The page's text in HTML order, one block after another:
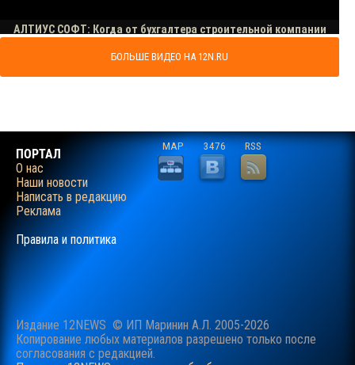
БОЛЬШЕ ВИДЕО НА 12N.RU
ПОРТАЛ
О нас
Наши новости
Написать в редакцию
Реклама
Правила и политика
MAP 3476 RSS
Издание 12NEWS © ИП Маринин А.Л. 2005-2026
Копирование любых материалов разрешено только после
согласования c редакцией.